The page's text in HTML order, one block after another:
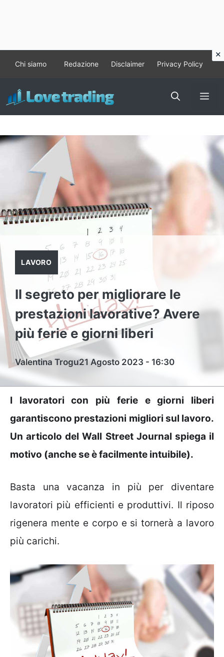
contenuto
Chi siamo Redazione Disclaimer Privacy Policy
LAVORO
Il segreto per migliorare le
prestazioni lavorative? Avere
più ferie e giorni liberi
Valentina Trogu21 Agosto 2023 - 16:30
I lavoratori con più ferie e giorni liberi
garantiscono prestazioni migliori sul lavoro.
Un articolo del Wall Street Journal spiega il
motivo (anche se è facilmente intuibile).
Basta una vacanza in più per diventare
lavoratori più efficienti e produttivi. Il riposo
rigenera mente e corpo e si tornerà a lavoro
più carichi.